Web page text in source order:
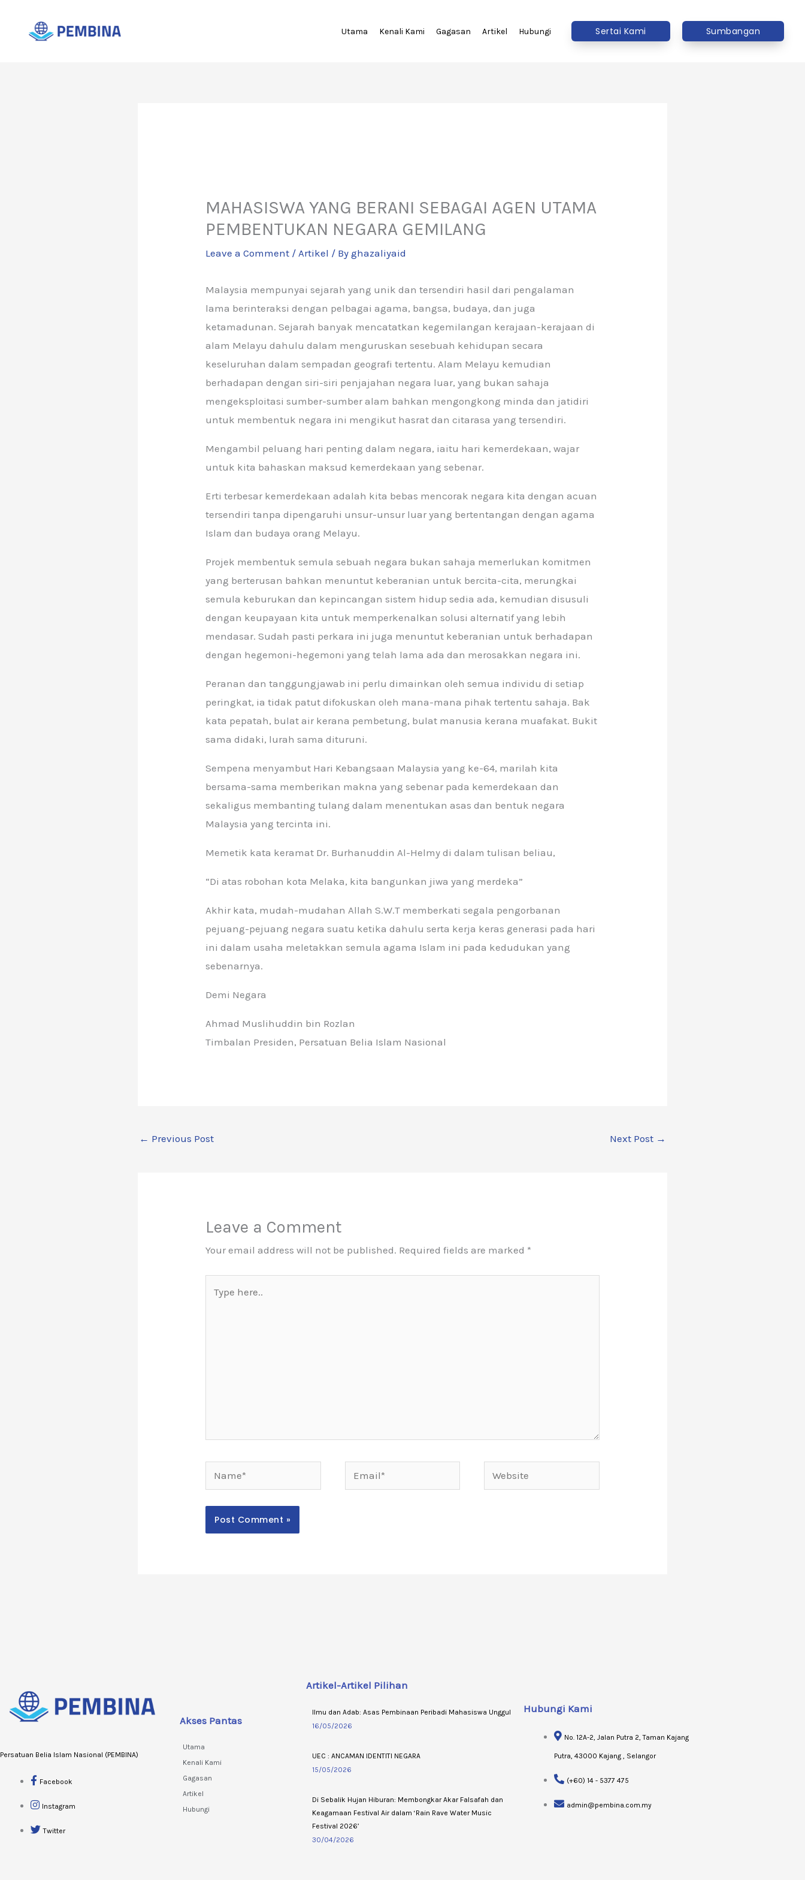
Utama Kenali Kami Gagasan Artikel Hubungi Sertai Kami Sumbangan
MAHASISWA YANG BERANI SEBAGAI AGEN UTAMA
PEMBENTUKAN NEGARA GEMILANG
Leave a Comment / Artikel / Byghazaliyaid
Malaysia mempunyai sejarah yang unik dan tersendiri hasil dari pengalaman
lama berinteraksi dengan pelbagai agama, bangsa, budaya, dan juga
ketamadunan. Sejarah banyak mencatatkan kegemilangan kerajaan-kerajaan di
alam Melayu dahulu dalam menguruskan sesebuah kehidupan secara
keseluruhan dalam sempadan geografi tertentu. Alam Melayu kemudian
berhadapan dengan siri-siri penjajahan negara luar, yang bukan sahaja
mengeksploitasi sumber-sumber alam bahkan mengongkong minda dan jatidiri
untuk membentuk negara ini mengikut hasrat dan citarasa yang tersendiri.
Mengambil peluang hari penting dalam negara, iaitu hari kemerdekaan, wajar
untuk kita bahaskan maksud kemerdekaan yang sebenar.
Erti terbesar kemerdekaan adalah kita bebas mencorak negara kita dengan acuan
tersendiri tanpa dipengaruhi unsur-unsur luar yang bertentangan dengan agama
Islam dan budaya orang Melayu.
Projek membentuk semula sebuah negara bukan sahaja memerlukan komitmen
yang berterusan bahkan menuntut keberanian untuk bercita-cita, merungkai
semula keburukan dan kepincangan sistem hidup sedia ada, kemudian disusuli
dengan keupayaan kita untuk memperkenalkan solusi alternatif yang lebih
mendasar. Sudah pasti perkara ini juga menuntut keberanian untuk berhadapan
dengan hegemoni-hegemoni yang telah lama ada dan merosakkan negara ini.
Peranan dan tanggungjawab ini perlu dimainkan oleh semua individu di setiap
peringkat, ia tidak patut difokuskan oleh mana-mana pihak tertentu sahaja. Bak
kata pepatah, bulat air kerana pembetung, bulat manusia kerana muafakat. Bukit
sama didaki, lurah sama dituruni.
Sempena menyambut Hari Kebangsaan Malaysia yang ke-64, marilah kita
bersama-sama memberikan makna yang sebenar pada kemerdekaan dan
sekaligus membanting tulang dalam menentukan asas dan bentuk negara
Malaysia yang tercinta ini.
Memetik kata keramat Dr. Burhanuddin Al-Helmy di dalam tulisan beliau,
“Di atas robohan kota Melaka, kita bangunkan jiwa yang merdeka”
Akhir kata, mudah-mudahan Allah S.W.T memberkati segala pengorbanan
pejuang-pejuang negara suatu ketika dahulu serta kerja keras generasi pada hari
ini dalam usaha meletakkan semula agama Islam ini pada kedudukan yang
sebenarnya.
Demi Negara
Ahmad Muslihuddin bin Rozlan
Timbalan Presiden, Persatuan Belia Islam Nasional
← Previous Post Next Post →
Leave a Comment
Your email address will not be published. Required fields are marked *
here..
Website
Persatuan Belia Islam Nasional (PEMBINA)
Facebook
Instagram
Twitter
Akses Pantas
Utama
Kenali Kami
Gagasan
Artikel
Hubungi
Artikel-Artikel Pilihan
Ilmu dan Adab: Asas Pembinaan Peribadi Mahasiswa Unggul
16/05/2026
UEC : ANCAMAN IDENTITI NEGARA
15/05/2026
Di Sebalik Hujan Hiburan: Membongkar Akar Falsafah dan
Keagamaan Festival Air dalam ‘Rain Rave Water Music
Festival 2026’
30/04/2026
Hubungi Kami
No. 12A-2, Jalan Putra 2, Taman Kajang
Putra, 43000 Kajang , Selangor
(+60) 14 - 5377 475
admin@pembina.com.my